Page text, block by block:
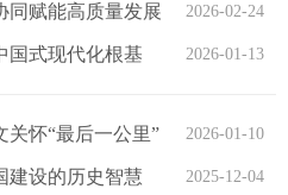
2026-02-24
同赋能高质量发展
2026-01-13
国式现代化根基
2026-01-10
关怀“最后一公里”
2025-12-04
建设的历史智慧